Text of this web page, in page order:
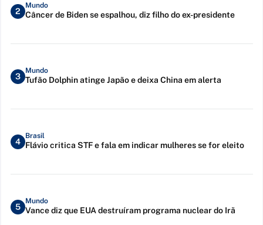
2
Mundo
Câncer de Biden se espalhou, diz filho do ex-presidente
3
Mundo
Tufão Dolphin atinge Japão e deixa China em alerta
4
Brasil
Flávio critica STF e fala em indicar mulheres se for eleito
5
Mundo
Vance diz que EUA destruíram programa nuclear do Irã